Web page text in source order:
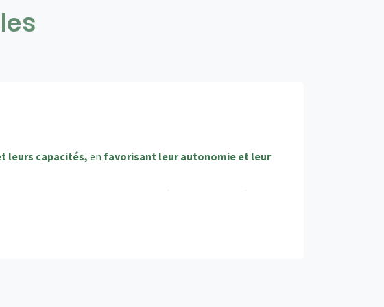
leurs capacités, en favorisant leur autonomie et leur
11+ (CP 330). Votre salaire de départ sera calculé avec
votre parcours auprès de nos